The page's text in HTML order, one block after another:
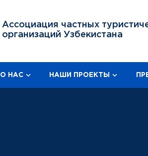
Ассоциация частных
организаций Узбекистана
О НАС НАШИ ПРОЕКТЫ